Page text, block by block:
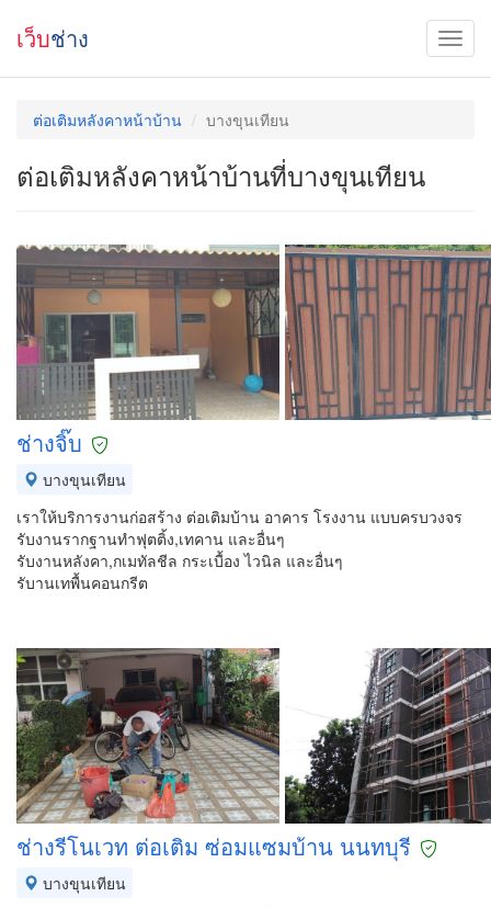
เว็บช่าง
ต่อเติมหลังคาหน้าบ้าน บางขุนเทียน
ต่อเติมหลังคาหน้าบ้านที่บางขุนเทียน
ช่างจิ๊บ
บางขุนเทียน
เราให้บริการงานก่อสร้าง ต่อเติมบ้าน อาคาร โรงงาน แบบครบวงจร
รับงานรากฐานทำฟุตติ้ง,เทคาน และอื่นๆ
รับงานหลังคา,กเมทัลชีล กระเบื้อง ไวนิล และอื่นๆ
รับานเทพื้นคอนกรีต
ช่างรีโนเวท ต่อเติม ซ่อมแซมบ้าน นนทบุรี
บางขุนเทียน